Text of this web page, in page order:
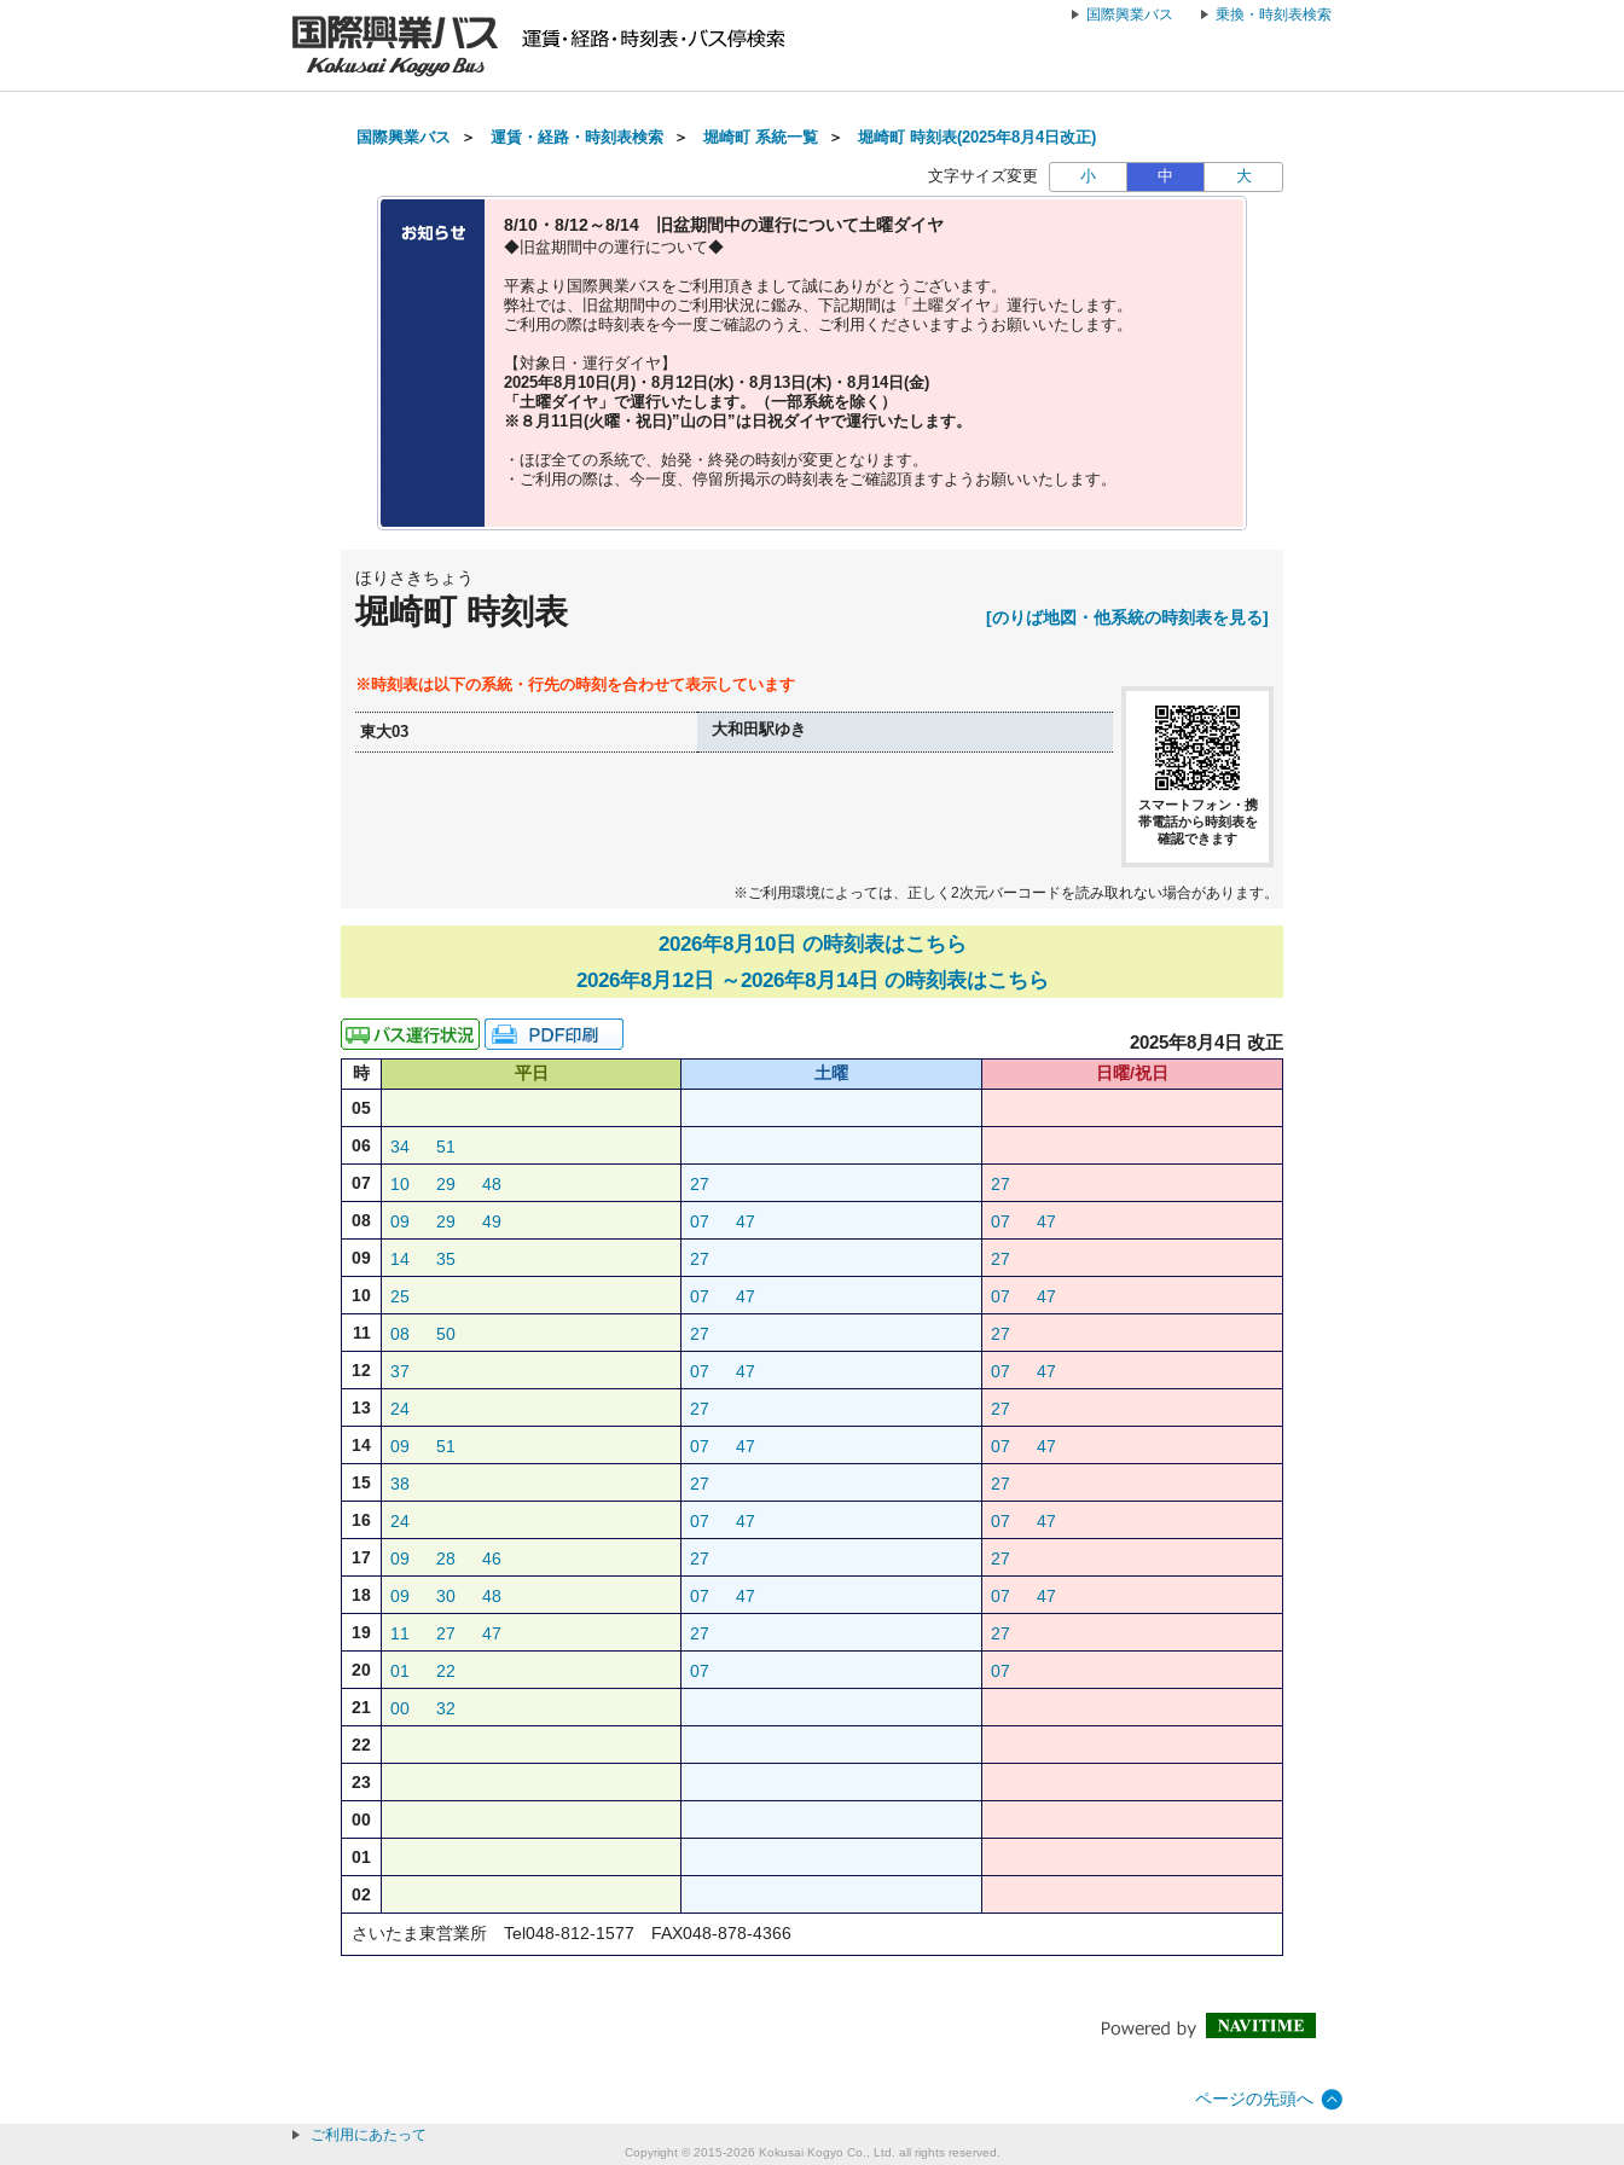
国際興業バス 乗換・時刻表検索
国際興業バス ＞ 運賃・経路・時刻表検索 ＞ 堀崎町 系統一覧 ＞ 堀崎町 時刻表(2025年8月4日改正)
文字サイズ変更 小 中 大
8/10・8/12～8/14 旧盆期間中の運行について土曜ダイヤ
◆旧盆期間中の運行について◆
平素より国際興業バスをご利用頂きまして誠にありがとうございます。
弊社では、旧盆期間中のご利用状況に鑑み、下記期間は「土曜ダイヤ」運行いたします。
ご利用の際は時刻表を今一度ご確認のうえ、ご利用くださいますようお願いいたします。
【対象日・運行ダイヤ】
2025年8月10日(月)・8月12日(水)・8月13日(木)・8月14日(金)
「土曜ダイヤ」 で運行いたします。（一部系統を除く）
※８月11日(火曜・祝日)”山の日 ”は 日祝ダイヤで運行いたします。
・ほぼ全ての系統で、始発・終発の時刻が変更となります。
・ご利用の際は、今一度、 停留所掲示の時刻表をご確認頂ますようお願いいたします。
ほりさきちょう
堀崎町 時刻表 [のりば地図・他系統の時刻表を見る]
※時刻表は以下の系統・行先の時刻を合わせて表示しています
東大03 大和田駅ゆき
スマートフォン・携
帯電話から時刻表を
確認できます
※ご利用環境によっては、正しく2次元バーコードを読み取れない場合があります。
2026年8月10日 の時刻表はこちら
2026年8月12日 ～2026年8月14日 の時刻表はこちら
2025年8月4日 改正
時 平日 土曜
日曜/祝日
05
06
34
51
07
10 29 48 27
27
08
09 29 49 07 47 07
47
09
14 35 27
27
10
25 07 47 07
47
11
08 50 27
27
12
37 07 47 07
47
13
24 27
27
14
09 51 07 47 07
47
15
38 27
27
16
24 07 47 07
47
17
09 28 46 27
27
18
09 30 48 07 47 07
47
19
11 27 47 27
27
20
01 22 07
07
21
00
32
22
23
00
01
02
さいたま東営業所 Tel048-812-1577 FAX048-878-4366
ページの先頭へ
ご利用にあたって
Copyright © 2015-2026 Kokusai Kogyo Co., Ltd. all rights reserved.